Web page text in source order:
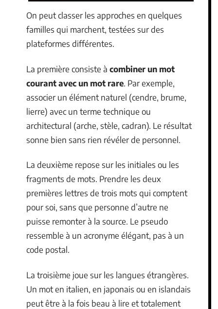
On peut classer les approches en quelques
familles qui marchent, testées sur des
plateformes différentes.
La première consiste à combiner un mot
courant avec un mot rare. Par exemple,
associer un élément naturel (cendre, brume,
lierre) avec un terme technique ou
architectural (arche, stèle, cadran). Le résultat
sonne bien sans rien révéler de personnel.
La deuxième repose sur les initiales ou les
fragments de mots. Prendre les deux
premières lettres de trois mots qui comptent
pour soi, sans que personne d’autre ne
puisse remonter à la source. Le pseudo
ressemble à un acronyme élégant, pas à un
code postal.
La troisième joue sur les langues étrangères.
Un mot en italien, en japonais ou en islandais
peut être à la fois beau à lire et totalement